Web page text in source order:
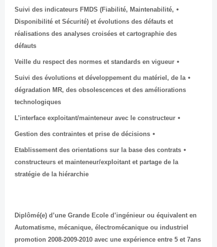
Suivi des indicateurs FMDS (Fiabilité, Maintenabilité,
Disponibilité et Sécurité) et évolutions des défauts et
réalisations des analyses croisées et cartographie des
défauts
Veille du respect des normes et standards en vigueur
Suivi des évolutions et développement du matériel, de la
dégradation MR, des obsolescences et des améliorations
technologiques
L’interface exploitant/mainteneur avec le constructeur
Gestion des contraintes et prise de décisions
Etablissement des orientations sur la base des contrats
constructeurs et mainteneur/exploitant et partage de la
stratégie de la hiérarchie
Diplômé(e) d’une Grande Ecole d’ingénieur ou équivalent en
Automatisme, mécanique, électromécanique ou industriel
promotion 2008-2009-2010 avec une expérience entre 5 et 7ans